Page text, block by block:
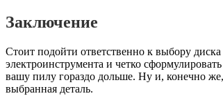
Заключение
Стоит подойти ответственно к выбору
электроинструмента и четко
вашу пилу гораздо дольше. Ну и, конечно
выбранная деталь.